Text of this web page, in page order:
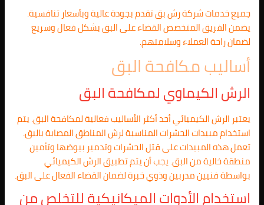
جميع خدمات شركة رش بق تقدم بجودة عالية وبأسعار تنافسية.
يضمن الفريق المتخصص القضاء على البق بشكل فعال وسريع
لضمان راحة العملاء وسلامتهم.
أساليب مكافحة البق
الرش الكيماوي لمكافحة البق
يعتبر الرش الكيميائي أحد أكثر الأساليب فعالية لمكافحة البق. يتم
استخدام مبيدات الحشرات المناسبة لرش المناطق المصابة بالبق.
تعمل هذه المبيدات على قتل الحشرات وتدمير بيوضها وتأمين
منطقة خالية من البق. يجب أن يتم تطبيق الرش الكيميائي
بواسطة فنيين مدربين وذوي خبرة لضمان القضاء الفعال على البق.
استخدام الأدوات الميكانيكية للتخلص من